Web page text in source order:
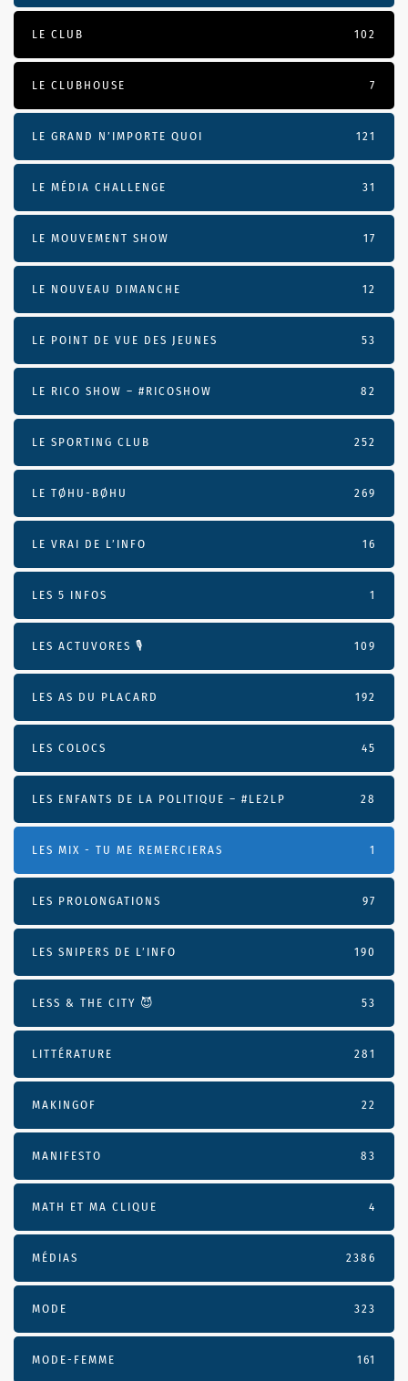
LE CLUB 102
LE CLUBHOUSE 7
LE GRAND N’IMPORTE QUOI 121
LE MÉDIA CHALLENGE 31
LE MOUVEMENT SHOW 17
LE NOUVEAU DIMANCHE 12
LE POINT DE VUE DES JEUNES 53
LE RICO SHOW – #RICOSHOW 82
LE SPORTING CLUB 252
LE TØHU-BØHU 269
LE VRAI DE L’INFO 16
LES 5 INFOS 1
LES ACTUVORES 🎙 109
LES AS DU PLACARD 192
LES COLOCS 45
LES ENFANTS DE LA POLITIQUE – #LE2LP 28
LES MIX - TU ME REMERCIERAS 1
LES PROLONGATIONS 97
LES SNIPERS DE L’INFO 190
LESS & THE CITY 😈 53
LITTÉRATURE 281
MAKINGOF 22
MANIFESTO 83
MATH ET MA CLIQUE 4
MÉDIAS 2386
MODE 323
MODE-FEMME 161